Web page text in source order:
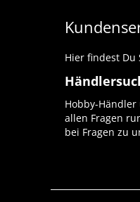
Hier findest Du
Hobby-
allen Fragen
bei Fragen zu